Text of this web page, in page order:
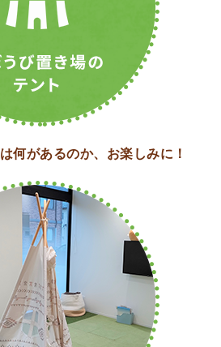
何があるのか、お楽しみに！